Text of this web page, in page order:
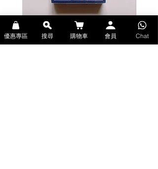
Bicycle Serenity Playing Cards by
EmilySleights (Bicycle啤牌-寧靜撲克牌)
優惠專區 搜尋 購物車 會員 Chat